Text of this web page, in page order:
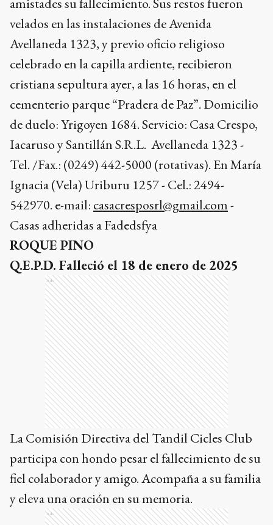
amistades su fallecimiento. Sus restos fueron
velados en las instalaciones de Avenida
Avellaneda 1323, y previo oficio religioso
celebrado en la capilla ardiente, recibieron
cristiana sepultura ayer, a las 16 horas, en el
cementerio parque “Pradera de Paz”. Domicilio
de duelo: Yrigoyen 1684. Servicio: Casa Crespo,
Iacaruso y Santillán S.R.L. Avellaneda 1323 -
Tel. /Fax.: (0249) 442-5000 (rotativas). En María
Ignacia (Vela) Uriburu 1257 - Cel.: 2494-
542970. e-mail: casacresposrl@gmail.com-
Casas adheridas a Fadedsfya
ROQUE PINO
Q.E.P.D. Falleció el 18 de enero de 2025
Ads
La Comisión Directiva del Tandil Cicles Club
participa con hondo pesar el fallecimiento de su
fiel colaborador y amigo. Acompaña a su familia
y eleva una oración en su memoria.
Ads